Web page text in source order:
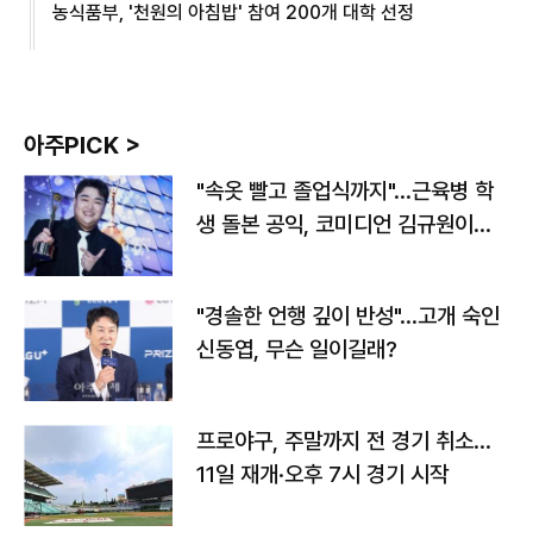
농식품부, '천원의 아침밥' 참여 200개 대학 선정
아주PICK >
"속옷 빨고 졸업식까지"…근육병 학
생 돌본 공익, 코미디언 김규원이었
"경솔한 언행 깊이 반성"…고개 숙인
신동엽, 무슨 일이길래?
프로야구, 주말까지 전 경기 취소…
11일 재개·오후 7시 경기 시작